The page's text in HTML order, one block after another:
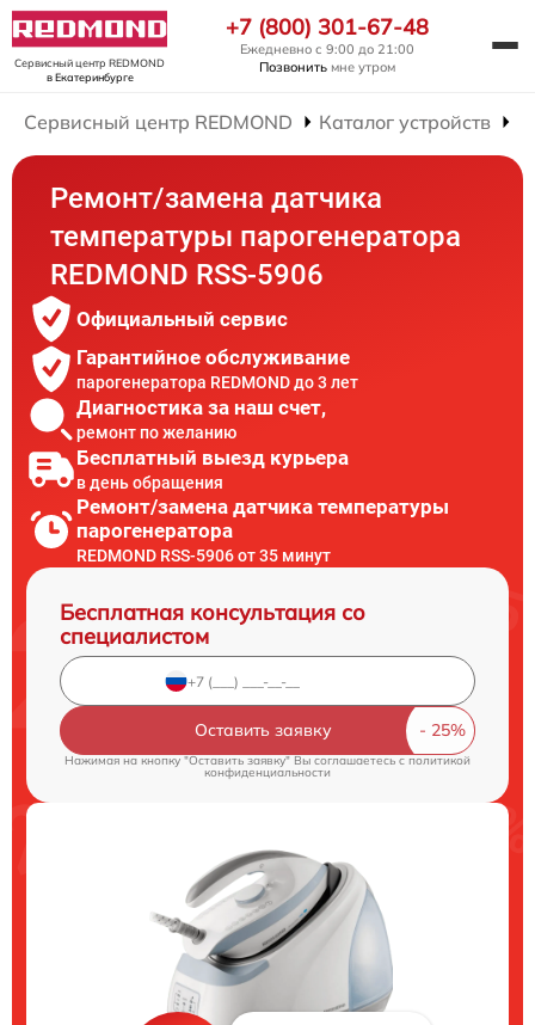
Сервисный центр REDMOND
в Екатеринбурге
+7 (800) 301-67-48
Ежедневно с 9:00 до 21:00
Позвонить мне утром
Сервисный центр REDMOND Каталог устройств
Ремонт/замена датчика
температуры парогенератора
REDMOND RSS-5906
Официальный сервис
Гарантийное обслуживание
парогенератора REDMOND до 3 лет
Диагностика за наш счет,
ремонт по желанию
Бесплатный выезд курьера
в день обращения
Ремонт/замена датчика температуры
парогенератора
REDMOND RSS-5906 от 35 минут
Бесплатная консультация со
специалистом
Оставить заявку
Нажимая на кнопку "Оставить заявку" Вы соглашаетесь c политикой
конфиденциальности